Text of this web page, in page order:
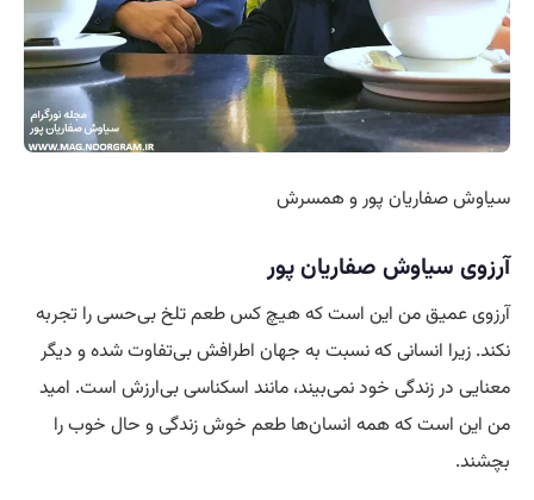
سیاوش صفاریان‌ پور و همسرش
آرزوی سیاوش صفاریان پور
آرزوی عمیق من این است که هیچ کس طعم تلخ بی‌حسی را تجربه
نکند. زیرا انسانی که نسبت به جهان اطرافش بی‌تفاوت شده و دیگر
معنایی در زندگی خود نمی‌بیند، مانند اسکناسی بی‌ارزش است. امید
من این است که همه انسان‌ها طعم خوش زندگی و حال خوب را
بچشند.